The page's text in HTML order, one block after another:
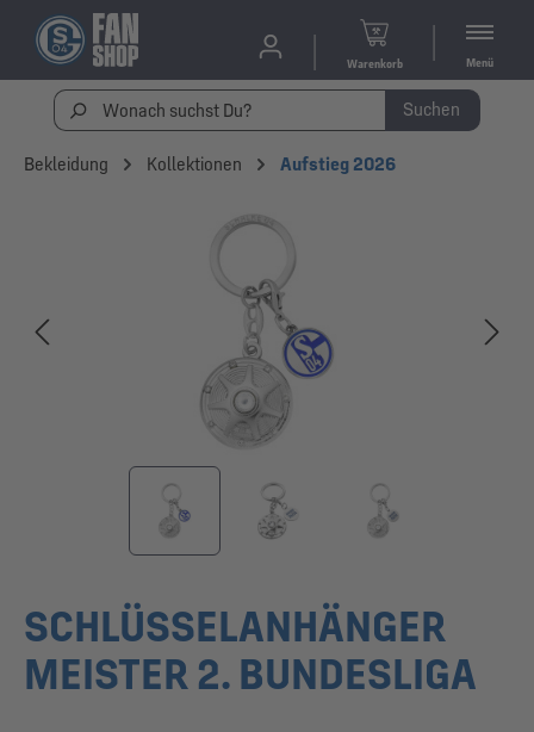
Warenkorb Menü
Suchen
Bekleidung Kollektionen Aufstieg 2026
SCHLÜSSELANHÄNGER
MEISTER 2. BUNDESLIGA